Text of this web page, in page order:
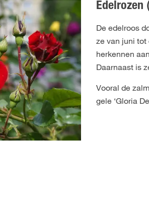
Edelrozen
De edelroos
ze van juni tot
herkennen
Daarnaast is
Vooral de
gele ‘Gloria